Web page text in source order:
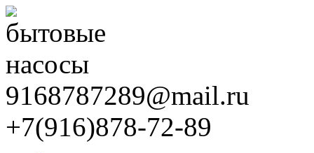
9168787289@mail.ru
+7(916)878-72-89